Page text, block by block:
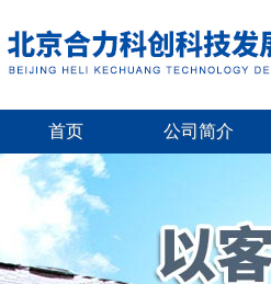
首页 公司简介